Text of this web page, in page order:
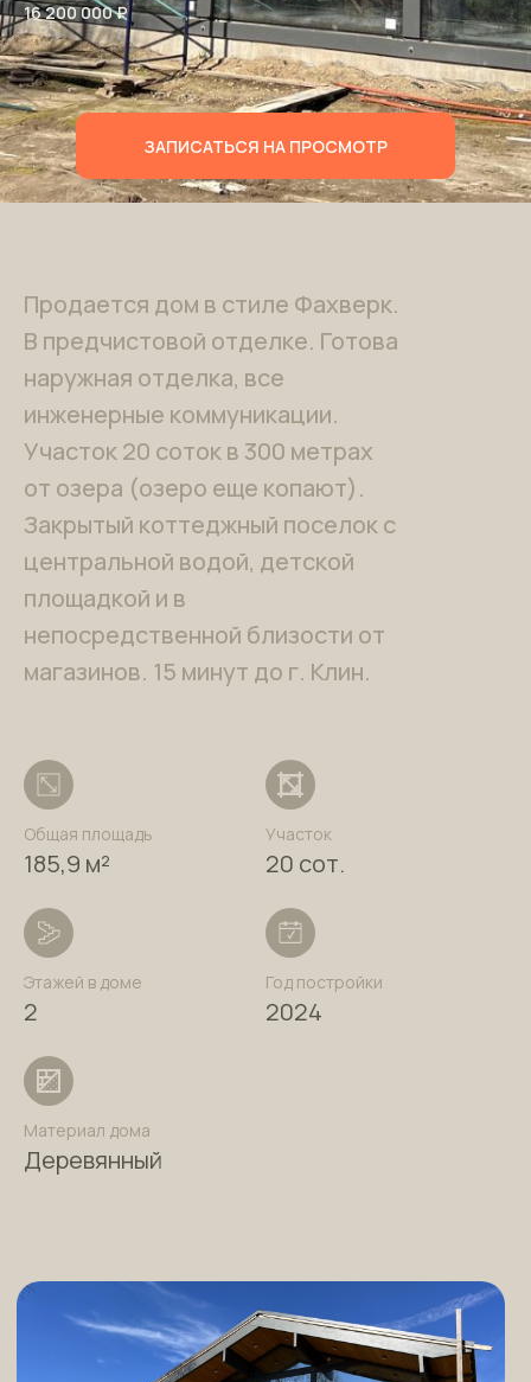
16 200 000 ₽
ЗАПИСАТЬСЯ НА ПРОСМОТР
Продается дом в стиле Фахверк.
В предчистовой отделке. Готова
наружная отделка, все
инженерные коммуникации.
Участок 20 соток в 300 метрах
от озера (озеро еще копают).
Закрытый коттеджный поселок с
центральной водой, детской
площадкой и в
непосредственной близости от
магазинов. 15 минут до г. Клин.
185,9 м²
Общая площадь
20 сот.
Участок
Деревянный
Материал дома
2
Этажей в доме
2024
Год постройки